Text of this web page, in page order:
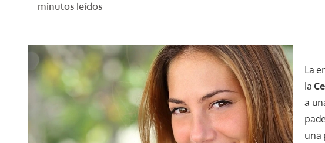
minutos leídos
La
la
a
una